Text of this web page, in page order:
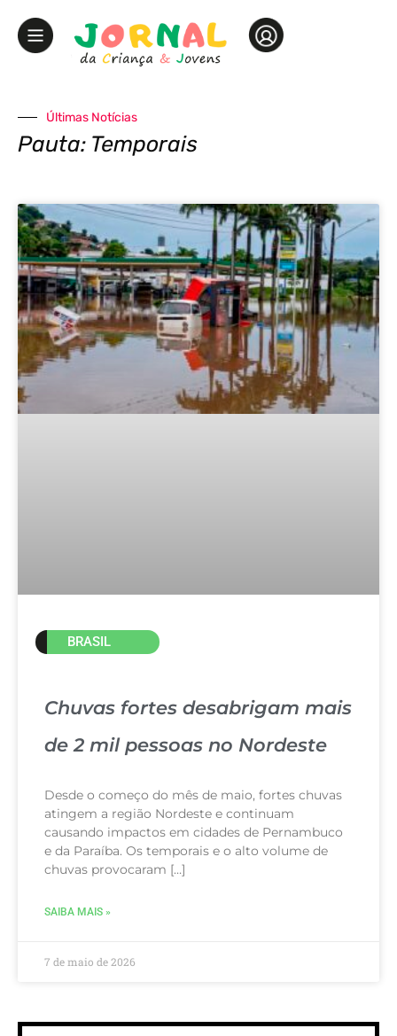
Últimas Notícias
Pauta: Temporais
BRASIL
Chuvas fortes desabrigam mais
de 2 mil pessoas no Nordeste
Desde o começo do mês de maio, fortes chuvas
atingem a região Nordeste e continuam
causando impactos em cidades de Pernambuco
e da Paraíba. Os temporais e o alto volume de
chuvas provocaram […]
SAIBA MAIS »
7 de maio de 2026